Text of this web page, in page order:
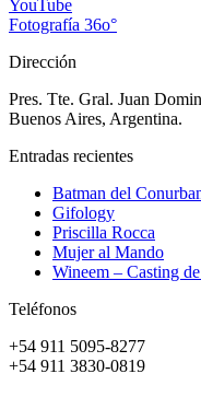
YouTube
Fotografía 36o°
Dirección
Pres. Tte. Gral. Juan
Buenos Aires, Argentina.
Entradas recientes
Batman del
Gifology
Priscilla Rocca
Mujer al Mando
Wineem – Casting
Teléfonos
+54 911 5095-8277
+54 911 3830-0819